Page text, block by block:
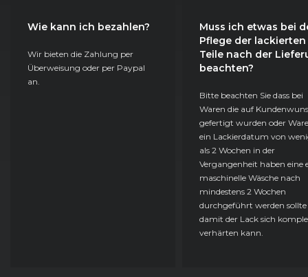
Wie kann ich bezahlen?
Wir bieten die Zahlung per
Überweisung oder per Paypal
an.
Muss ich etwas bei
Pflege der lackierten
Teile nach der
beachten?
Bitte beachten Sie dass bei
Waren die auf
gefertigt wurden oder
ein Lackierdatum von
als 2 Wochen in der
Vergangenheit haben eine
maschinelle Wäsche nach
mindestens 2 Wochen
durchgeführt werden sollte
damit der Lack sich
verhärten kann.